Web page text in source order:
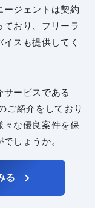
ージェントは契約
おり、フリーラ
スも提供してく
ービスである
ご紹介をしており
々な優良案件を保
しょうか。
る